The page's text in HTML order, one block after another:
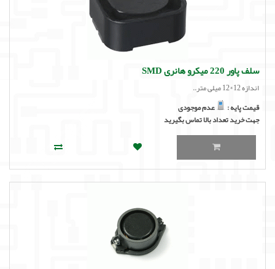
سلف پاور 220 میکرو هانری SMD
اندازه 12*12 میلی متر..
قیمت پایه :
عدم موجودی
جهت خرید تعداد بالا تماس بگیرید